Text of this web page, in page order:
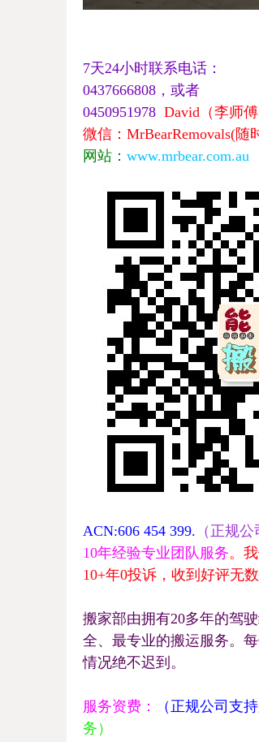
7天24小时联系电话：
0437666808，或者
0450951978 David （李师
微信：MrBearRemovals(随
网站： www.mrbear.com.au
ACN:606 454 399. （正规
10年经验专业团队服务。
10+年0投诉，收到好评无
搬家部由拥有20多年的驾
全、最专业的搬运服务。
情况绝不迟到。
服务资费： （正规公司支
务）